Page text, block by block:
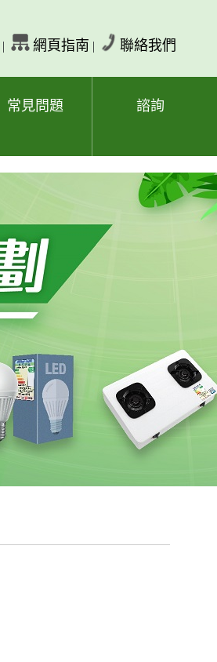
| 網頁指南 | 聯絡我們
常見問題 諮詢